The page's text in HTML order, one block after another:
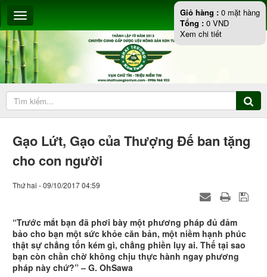
Gạo Lứt, Gạo của Thượng Đế ban tặng
cho con người
Thứ hai - 09/10/2017 04:59
“Trước mắt bạn đã phơi bày một phương pháp đủ đảm
bảo cho bạn một sức khỏe căn bản, một niềm hạnh phúc
thật sự chẳng tốn kém gì, chẳng phiền lụy ai. Thế tại sao
bạn còn chần chờ không chịu thực hành ngay phương
pháp này chứ?” – G. OhSawa
Giỏ hàng : 0 mặt hàng
Tổng : 0 VND
Xem chi tiết